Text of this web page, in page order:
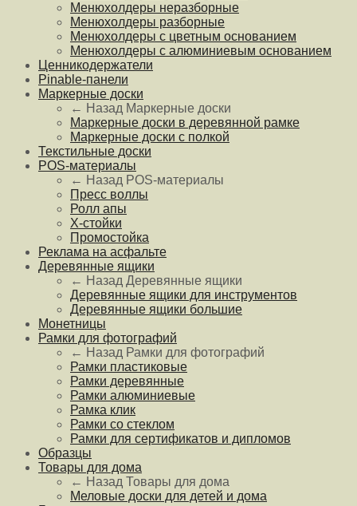
Менюхолдеры неразборные
Менюхолдеры разборные
Менюхолдеры с цветным основанием
Менюхолдеры с алюминиевым основанием
Ценникодержатели
Pinable-панели
Маркерные доски
← Назад Маркерные доски
Маркерные доски в деревянной рамке
Маркерные доски с полкой
Текстильные доски
POS-материалы
← Назад POS-материалы
Пресс воллы
Ролл апы
Х-стойки
Промостойка
Реклама на асфальте
Деревянные ящики
← Назад Деревянные ящики
Деревянные ящики для инструментов
Деревянные ящики большие
Монетницы
Рамки для фотографий
← Назад Рамки для фотографий
Рамки пластиковые
Рамки деревянные
Рамки алюминиевые
Рамка клик
Рамки со стеклом
Рамки для сертификатов и дипломов
Образцы
Товары для дома
← Назад Товары для дома
Меловые доски для детей и дома